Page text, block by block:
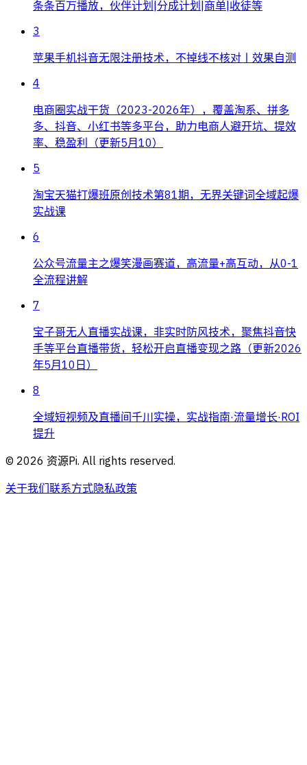
条条百万播放，伙伴计划|分成计划|商单|收徒等
3
苹果手机抖音无限注册技术，不掉线不核对丨效果自测
4
电商圈实战干货（2023-2026年），覆盖淘系、拼多
多、抖音、小红书等多平台，助力电商人避开坑、提效
率、稳盈利（更新5月10）
5
淘宝天猫打爆班原创技术第81期，无界关键词全域起爆
实战课
6
公众号流量主之爆笑漫画赛道，高流量+高互动，从0-1
全流程讲解
7
宝子哥无人直播实战课，非实时防风技术，聚焦抖音快
手等平台直播带货，轻松开启直播变现之路（更新2026
年5月10日）
8
全域短视频及直播间千川实操，实战指南·流量增长·ROI
提升
© 2026 资源Pi. All rights reserved.
关于我们联系方式隐私政策